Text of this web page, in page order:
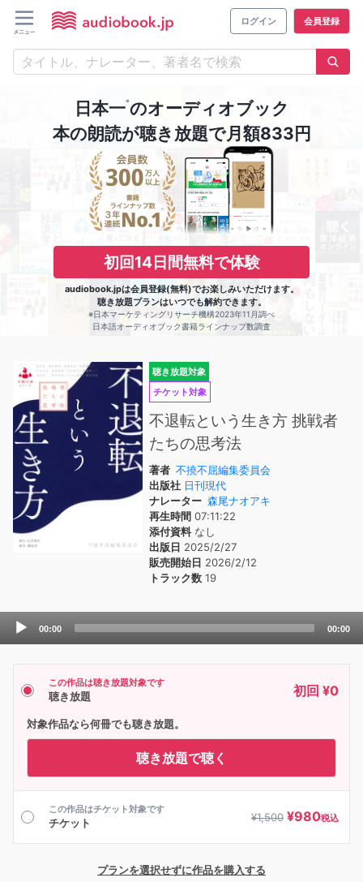
ログイン 会員登録
日本一※のオーディオブック
本の朗読が聴き放題で月額833円
初回14日間無料で体験
audiobook.jpは会員登録(無料)でお楽しみいただけます。
聴き放題プランはいつでも解約できます。
※日本マーケティングリサーチ機構2023年11月調べ
日本語オーディオブック書籍ラインナップ数調査
聴き放題対象
チケット対象
不退転という生き方 挑戦者
たちの思考法
著者 不撓不屈編集委員会
出版社 日刊現代
ナレーター 森尾ナオアキ
再生時間 07:11:22
添付資料なし
出版日 2025/2/27
販売開始日 2026/2/12
トラック数 19
Audio
00:00 00:00
この作品は聴き放題対象です
聴き放題 初回 ¥0
対象作品なら何冊でも聴き放題。
聴き放題で聴く
この作品はチケット対象です
チケット ¥1,500 ¥980税込
プランを選択せずに作品を購入する